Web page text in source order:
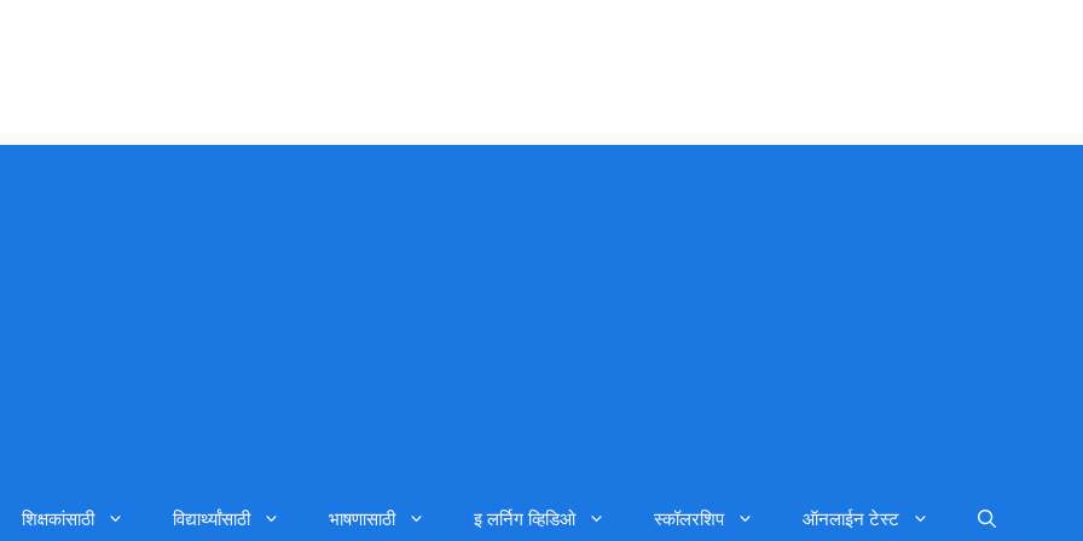
शिक्षकांसाठी विद्यार्थ्यांसाठी भाषणासाठी इ लर्निग व्हिडिओ स्कॉलरशिप ऑनलाईन टेस्ट